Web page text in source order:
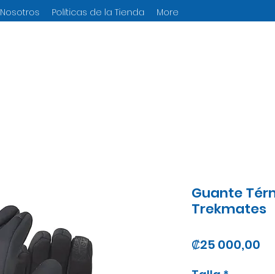
Políticas de la Tienda More
Guante
Trekmates
₡25 000,00